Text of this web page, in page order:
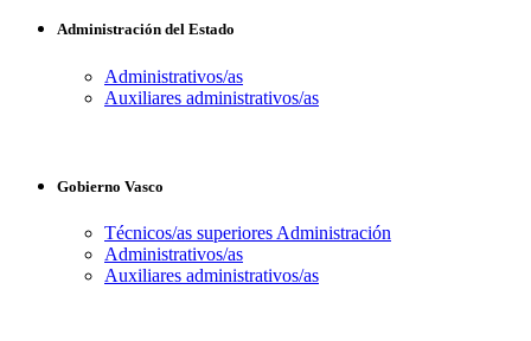
Administración del Estado
Administrativos/as
Auxiliares administrativos/as
Gobierno Vasco
Técnicos/as superiores Administración
Administrativos/as
Auxiliares administrativos/as